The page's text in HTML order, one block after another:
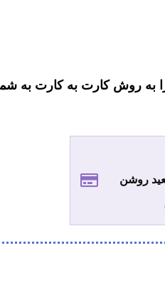
به روش کارت به کارت به
روشن